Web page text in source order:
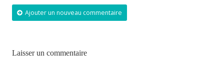
Ajouter un nouveau commentaire
Laisser un commentaire